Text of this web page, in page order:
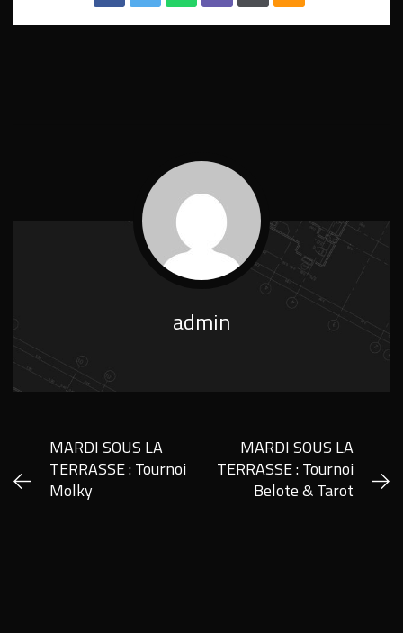
admin
MARDI SOUS LA
TERRASSE : Tournoi
Molky
MARDI SOUS LA
TERRASSE : Tournoi
Belote & Tarot